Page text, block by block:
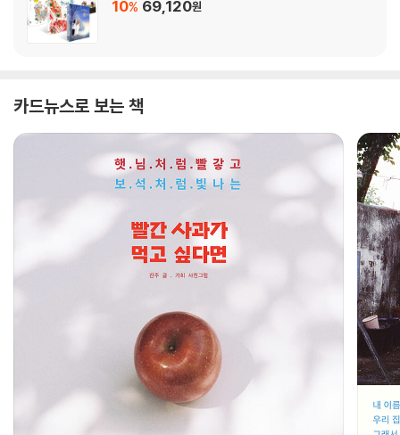
10% 69,120원
카드뉴스로 보는 책